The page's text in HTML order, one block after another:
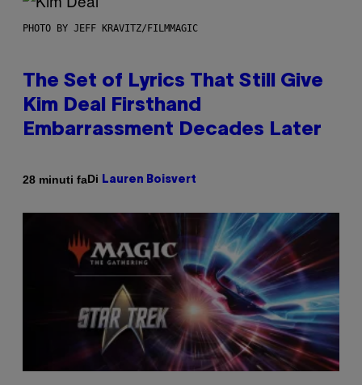
PHOTO BY JEFF KRAVITZ/FILMMAGIC
The Set of Lyrics That Still Give
Kim Deal Firsthand
Embarrassment Decades Later
28 minuti faDi Lauren Boisvert